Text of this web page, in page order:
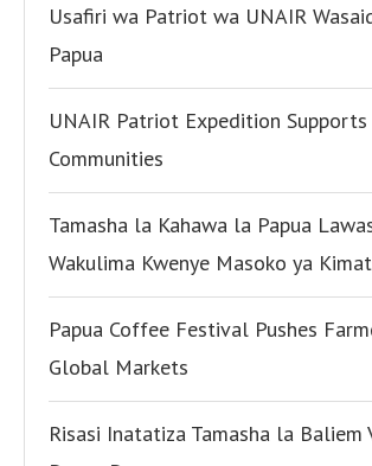
Usafiri wa Patriot wa UNAIR
Papua
UNAIR Patriot Expedition Supports
Communities
Tamasha la Kahawa la Papua
Wakulima Kwenye Masoko ya
Papua Coffee Festival Pushes
Global Markets
Risasi Inatatiza Tamasha la Baliem